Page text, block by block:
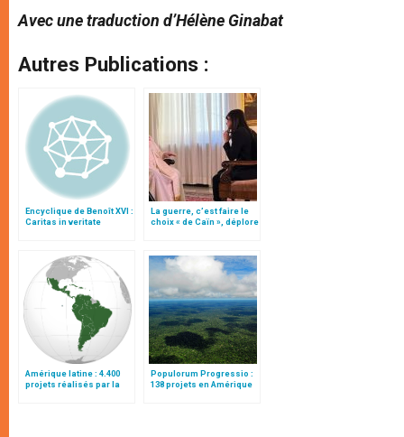
Avec une traduction d’Hélène Ginabat
Autres Publications :
Encyclique de Benoît XVI :
Caritas in veritate
La guerre, c’est faire le
choix « de Caïn », déplore
Amérique latine : 4.400
projets réalisés par la
Populorum Progressio :
138 projets en Amérique